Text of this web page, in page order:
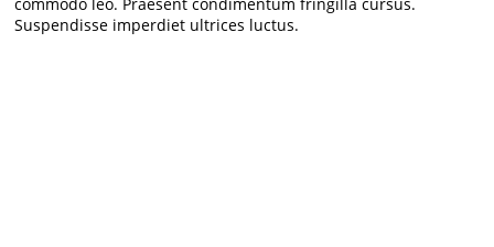
Suspendisse imperdiet ultrices luctus.